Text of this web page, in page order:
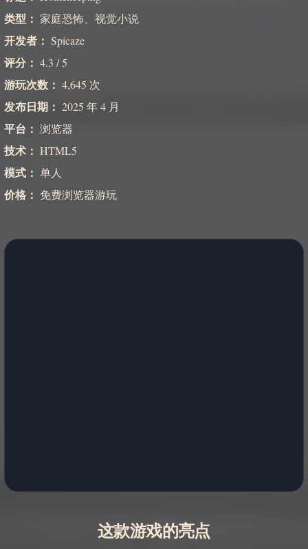
类型： 家庭恐怖、视觉小说
开发者： Spicaze
评分： 4.3 / 5
游玩次数： 4,645 次
发布日期： 2025 年 4 月
平台： 浏览器
技术： HTML5
模式： 单人
价格： 免费浏览器游玩
这款游戏的亮点